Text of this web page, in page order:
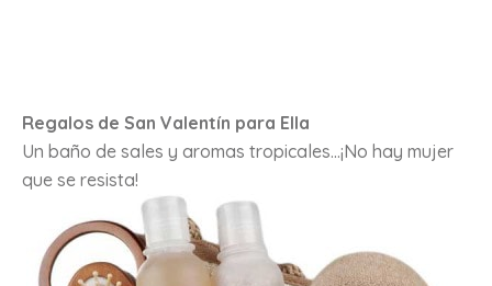
Regalos de San Valentín para Ella
Un baño de sales y aromas tropicales…¡No hay mujer
que se resista!